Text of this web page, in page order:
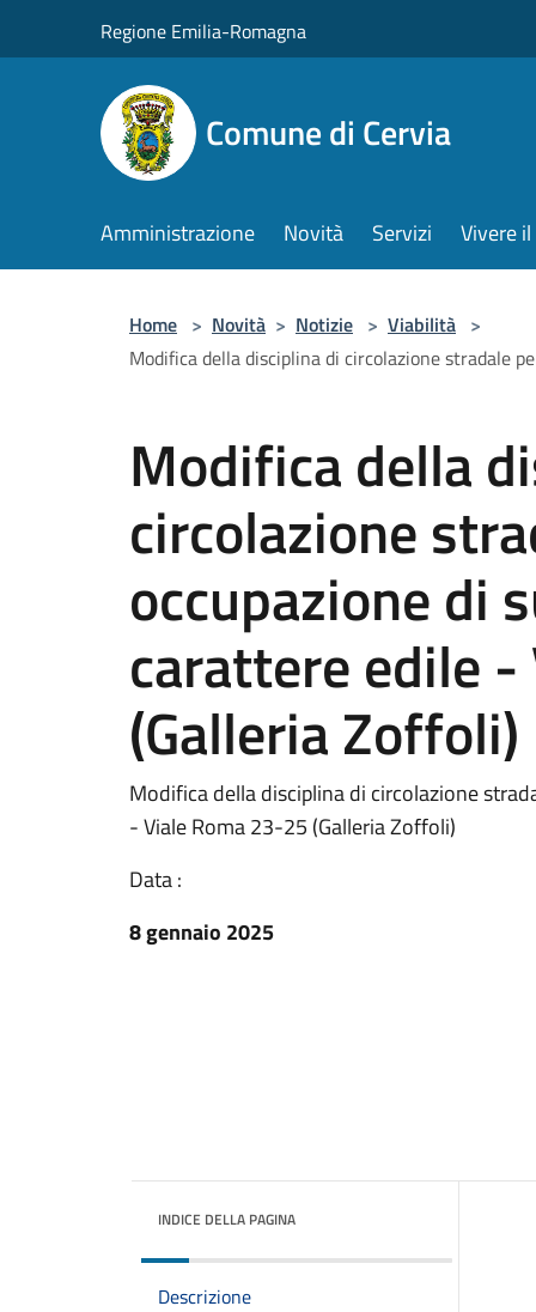
Regione Emilia-Romagna
Comune di Cervia
Amministrazione Novità Servizi Vivere
Home > Novità > Notizie > Viabilità >
Modifica della disciplina di circolazione stradale
Modifica della
circolazione
occupazione di
carattere edile
(Galleria Zoffoli)
Modifica della disciplina di circolazione
- Viale Roma 23-25 (Galleria Zoffoli)
Data :
8 gennaio 2025
INDICE DELLA PAGINA
Descrizione